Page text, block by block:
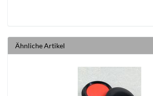
Ähnliche Artikel